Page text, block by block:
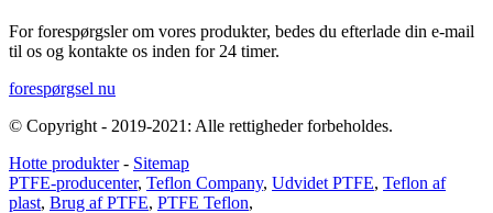
For forespørgsler om vores produkter, bedes du efterlade din e-mail
til os og kontakte os inden for 24 timer.
forespørgsel nu
© Copyright - 2019-2021: Alle rettigheder forbeholdes.
Hotte produkter- Sitemap
PTFE-producenter, Teflon Company, Udvidet PTFE, Teflon af
plast, Brug af PTFE, PTFE Teflon,